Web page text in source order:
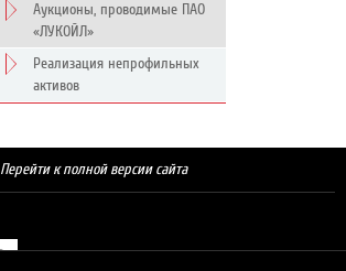
Аукционы, проводимые ПАО
«ЛУКОЙЛ»
Реализация непрофильных
активов
Перейти к полной версии сайта